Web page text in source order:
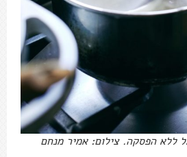
ללא הפסקה. צילום: אמיר מנחם